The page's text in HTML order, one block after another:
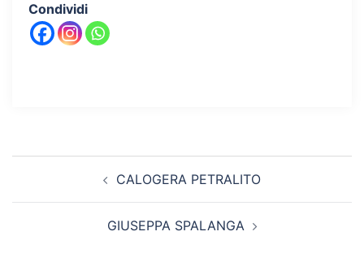
Condividi
CALOGERA PETRALITO
GIUSEPPA SPALANGA